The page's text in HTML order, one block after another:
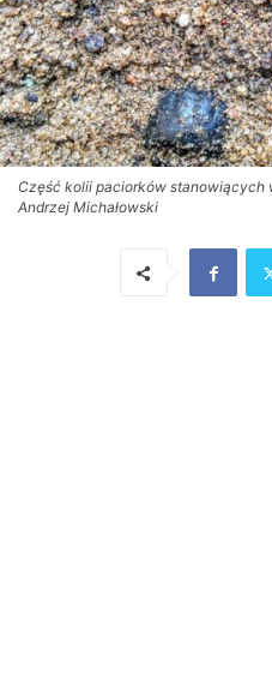
Część kolii paciorków stanowiących
Andrzej Michałowski